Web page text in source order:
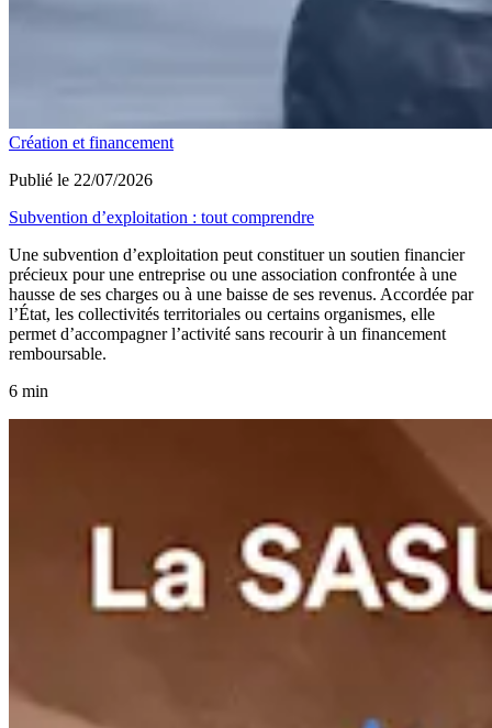
Création et financement
Publié le 22/07/2026
Subvention d’exploitation : tout comprendre
Une subvention d’exploitation peut constituer un soutien financier
précieux pour une entreprise ou une association confrontée à une
hausse de ses charges ou à une baisse de ses revenus. Accordée par
l’État, les collectivités territoriales ou certains organismes, elle
permet d’accompagner l’activité sans recourir à un financement
remboursable.
6 min